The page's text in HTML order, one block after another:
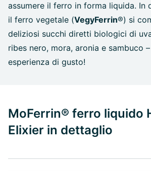
assumere il ferro in forma liquida. In
il ferro vegetale (VegyFerrin®) si
deliziosi succhi diretti biologici di
ribes nero, mora, aronia e sambuco
esperienza di gusto!
MoFerrin® ferro liquido
Elixier in dettaglio